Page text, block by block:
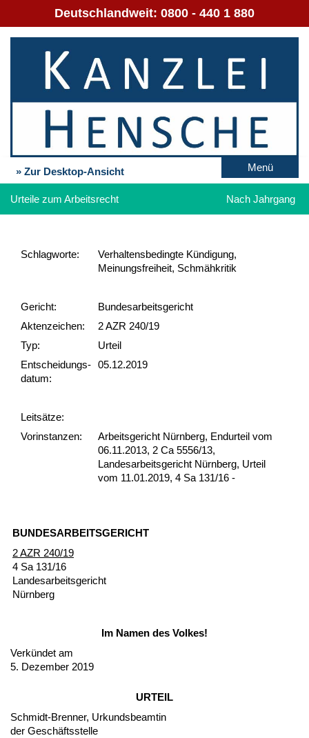
Deutschlandweit: 0800 - 440 1 880
» Zur Desktop-Ansicht Menü
Urteile zum Arbeitsrecht Nach Jahrgang
Schlag­worte:
Verhaltensbedingte Kündigung,
Meinungsfreiheit, Schmähkritik
Gericht:
Bundesarbeitsgericht
Akten­zeichen:
2 AZR 240/19
Typ:
Urteil
Ent­scheid­ungs­
datum:
05.12.2019
Leit­sätze:
Vor­ins­tan­zen:
Arbeitsgericht Nürnberg, Endurteil vom
06.11.2013, 2 Ca 5556/13,
Landesarbeitsgericht Nürnberg, Urteil
vom 11.01.2019, 4 Sa 131/16 -
BUN­DES­AR­BEITS­GERICHT
2 AZR 240/19
4 Sa 131/16
Lan­des­ar­beits­ge­richt
Nürn­berg
Im Na­men des Vol­kes!
Verkündet am
5. De­zem­ber 2019
UR­TEIL
Schmidt-Bren­ner, Ur­kunds­be­am­tin
der Geschäfts­stel­le